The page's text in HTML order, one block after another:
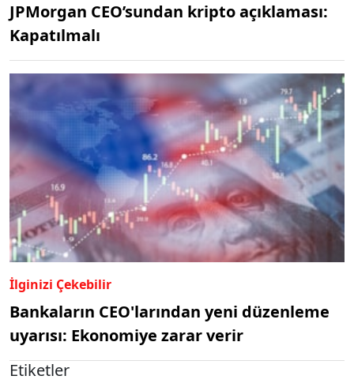
JPMorgan CEO’sundan kripto açıklaması:
Kapatılmalı
İlginizi Çekebilir
Bankaların CEO'larından yeni düzenleme
uyarısı: Ekonomiye zarar verir
Etiketler